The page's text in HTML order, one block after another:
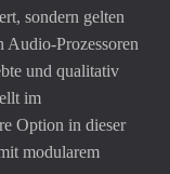
sondern gelten
Audio-Prozessoren
und qualitativ
im
Option in dieser
modularem